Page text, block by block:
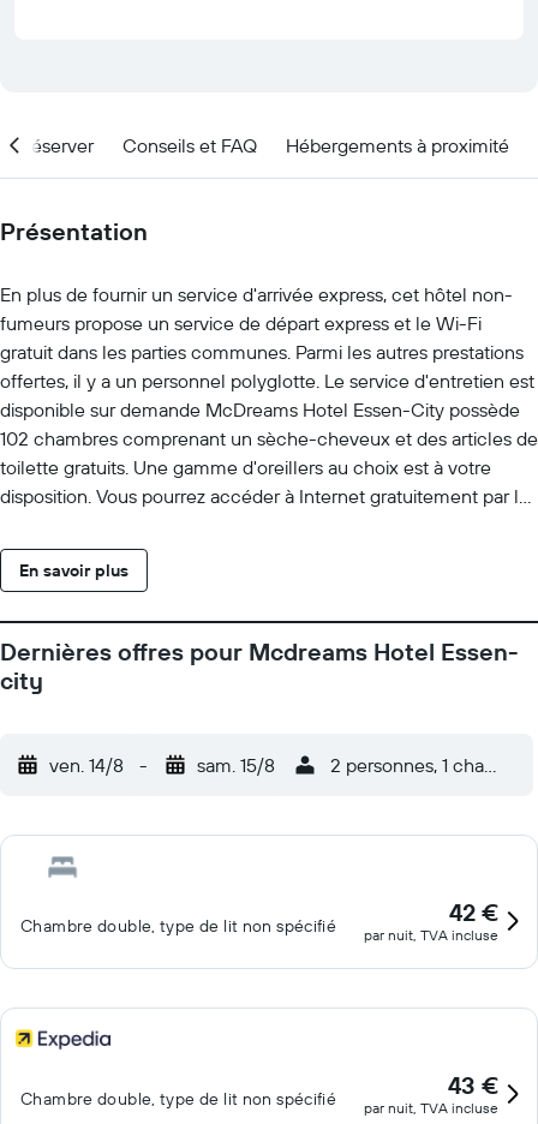
réserver Conseils et FAQ Hébergements à proximité
Présentation
En plus de fournir un service d'arrivée express, cet hôtel non-
fumeurs propose un service de départ express et le Wi-Fi
gratuit dans les parties communes. Parmi les autres prestations
offertes, il y a un personnel polyglotte. Le service d'entretien est
disponible sur demande McDreams Hotel Essen-City possède
102 chambres comprenant un sèche-cheveux et des articles de
toilette gratuits. Une gamme d'oreillers au choix est à votre
disposition. Vous pourrez accéder à Internet gratuitement par le
douche. Un service de ménage est proposé sur demande et le
remplacement des serviettes est disponible sur demande. Des
En savoir plus
Dernières offres pour Mcdreams Hotel Essen-
city
ven. 14/8 - sam. 15/8 2 personnes, 1 chambre
Chambre double, type de lit non spécifié 42 €
par nuit, TVA incluse
Chambre double, type de lit non spécifié 43 €
par nuit, TVA incluse